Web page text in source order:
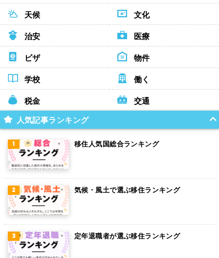
天候
文化
治安
医療
ビザ
物件
学校
働く
税金
交通
人気記事ランキング
移住人気国総合ランキング
気候・風土で選ぶ移住ランキング
定年退職者が選ぶ移住ランキング